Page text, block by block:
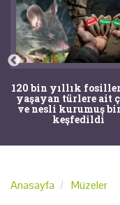
120 bin yıllık
yaşayan türlere ait
ve nesli kurumuş
keşfedildi
Anasayfa Müzeler